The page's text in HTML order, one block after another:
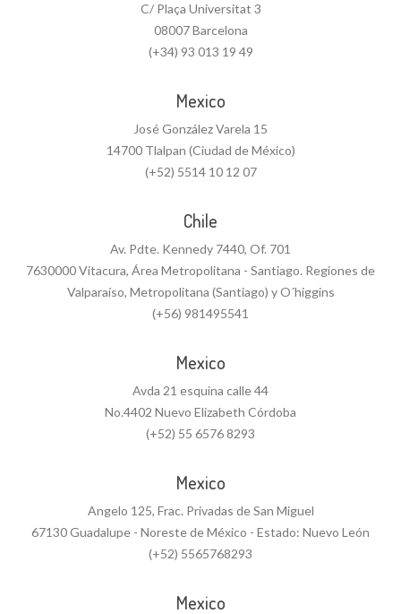
C/ Plaça Universitat 3
08007 Barcelona
(+34) 93 013 19 49
Mexico
José González Varela 15
14700 Tlalpan (Ciudad de México)
(+52) 5514 10 12 07
Chile
Av. Pdte. Kennedy 7440, Of. 701
7630000 Vitacura, Área Metropolitana - Santiago. Regiones de
Valparaíso, Metropolitana (Santiago) y O´higgins
(+56) 981495541
Mexico
Avda 21 esquina calle 44
No.4402 Nuevo Elizabeth Córdoba
(+52) 55 6576 8293
Mexico
Angelo 125, Frac. Privadas de San Miguel
67130 Guadalupe - Noreste de México - Estado: Nuevo León
(+52) 5565768293
Mexico